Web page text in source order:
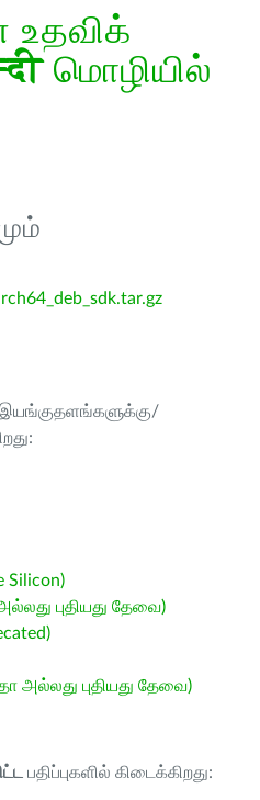
உதவிக்
மொழியில்
இயங்குதளங்களுக்கு/
Silicon)
புதியது தேவை)
அல்லது புதியது தேவை)
பதிப்புகளில் கிடைக்கிறது: